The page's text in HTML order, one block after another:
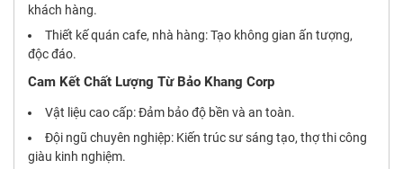
khách hàng.
Thiết kế quán cafe, nhà hàng: Tạo không gian ấn tượng,
độc đáo.
Cam Kết Chất Lượng Từ Bảo Khang Corp
Vật liệu cao cấp: Đảm bảo độ bền và an toàn.
Đội ngũ chuyên nghiệp: Kiến trúc sư sáng tạo, thợ thi công
giàu kinh nghiệm.